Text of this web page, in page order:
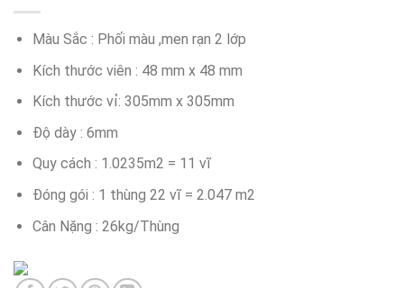
Màu Sắc : Phối màu ,men rạn 2 lớp
Kích thước viên : 48 mm x 48 mm
Kích thước vỉ: 305mm x 305mm
Độ dày : 6mm
Quy cách : 1.0235m2 = 11 vĩ
Đóng gói : 1 thùng 22 vĩ = 2.047 m2
Cân Nặng : 26kg/Thùng